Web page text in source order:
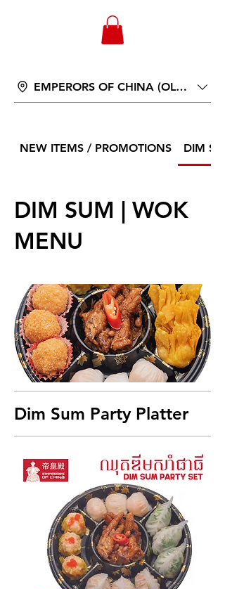
WONGANDMEAS.COM
EMPERORS OF CHINA (OLYMPIC)
NEW ITEMS / PROMOTIONS DIM
DIM SUM | WOK
MENU
Dim Sum Party Platter